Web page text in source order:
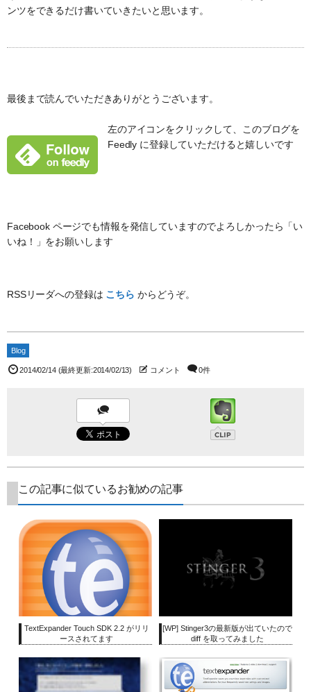
ンツをできるだけ書いていきたいと思います。
最後まで読んでいただきありがとうございます。
左のアイコンをクリックして、このブログを
Feedly に登録していただけると嬉しいです
Facebook ページでも情報を発信していますのでよろしかったら「い
いね！」をお願いします
RSSリーダへの登録は こちら からどうぞ。
Blog
2014/02/14(最終更新:2014/02/13) コメント 0件
この記事に似ているお勧めの記事
TextExpander Touch SDK 2.2 がリリ
ースされてます
[WP] Stinger3の最新版が出ていたので
diff を取ってみました